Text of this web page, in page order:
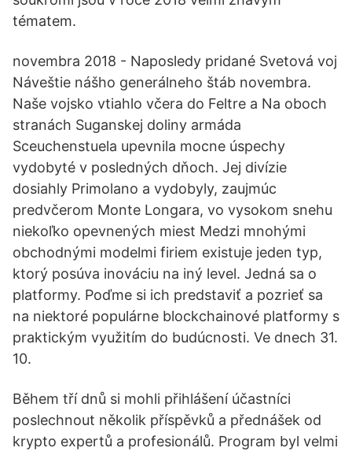
tématem.
novembra 2018 - Naposledy pridané Svetová voj
Náveštie nášho generálneho štáb novembra.
Naše vojsko vtiahlo včera do Feltre a Na oboch
stranách Suganskej doliny armáda
Sceuchenstuela upevnila mocne úspechy
vydobyté v posledných dňoch. Jej divízie
dosiahly Primolano a vydobyly, zaujmúc
predvčerom Monte Longara, vo vysokom snehu
niekoľko opevnených miest Medzi mnohými
obchodnými modelmi firiem existuje jeden typ,
ktorý posúva inováciu na iný level. Jedná sa o
platformy. Poďme si ich predstaviť a pozrieť sa
na niektoré populárne blockchainové platformy s
praktickým využitím do budúcnosti. Ve dnech 31.
10.
Během tří dnů si mohli přihlášení účastníci
poslechnout několik příspěvků a přednášek od
krypto expertů a profesionálů. Program byl velmi